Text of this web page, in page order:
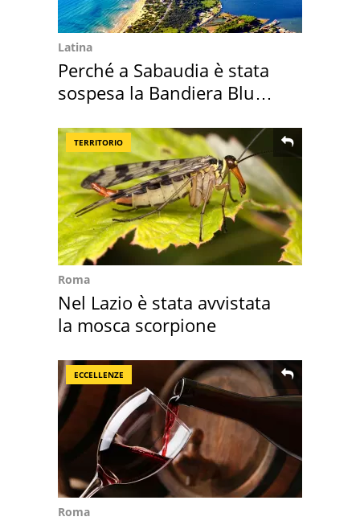
Latina
Perché a Sabaudia è stata
sospesa la Bandiera Blu
TERRITORIO
Roma
Nel Lazio è stata avvistata
la mosca scorpione
ECCELLENZE
Roma